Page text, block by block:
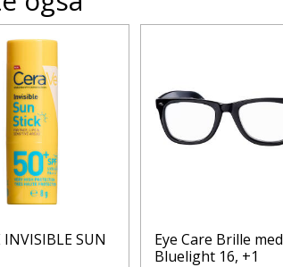
INVISIBLE SUN
Eye Care Brille med
Bluelight 16, +1